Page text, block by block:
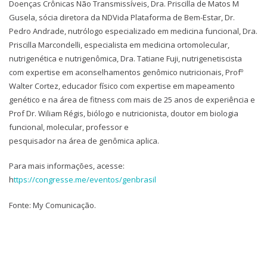
Doenças Crônicas Não Transmissíveis, Dra. Priscilla de Matos M
Gusela, sócia diretora da NDVida Plataforma de Bem-Estar, Dr.
Pedro Andrade, nutrólogo especializado em medicina funcional, Dra.
Priscilla Marcondelli, especialista em medicina ortomolecular,
nutrigenética e nutrigenômica, Dra. Tatiane Fuji, nutrigenetiscista
com expertise em aconselhamentos genômico nutricionais, Profº
Walter Cortez, educador físico com expertise em mapeamento
genético e na área de fitness com mais de 25 anos de experiência e
Prof Dr. Wiliam Régis, biólogo e nutricionista, doutor em biologia
funcional, molecular, professor e
pesquisador na área de genômica aplica.
Para mais informações, acesse:
https://congresse.me/eventos/genbrasil
Fonte: My Comunicação.